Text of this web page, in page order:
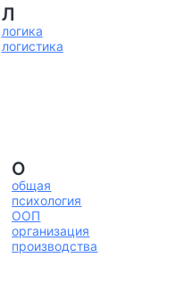
Л
логика
логистика
О
общая
психология
ООП
организация
производства